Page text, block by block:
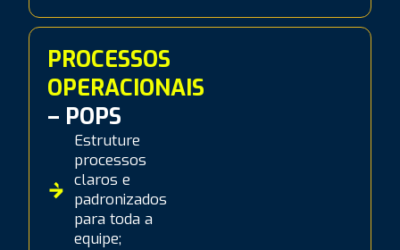
PROCESSOS
OPERACIONAIS
– POPS
Estruture
processos
claros e
padronizados
para toda a
equipe;